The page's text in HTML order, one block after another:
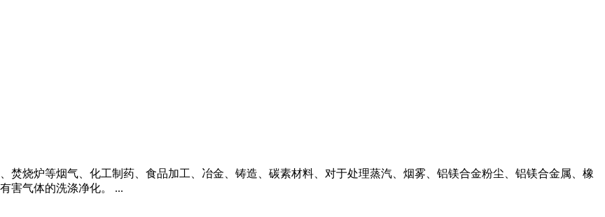
焚烧炉等烟气、化工制药、食品加工、冶金、铸造、碳素材料、对于处理蒸汽、烟雾、铝镁合金粉尘、铝镁合金属、橡
害气体的洗涤净化。 ...